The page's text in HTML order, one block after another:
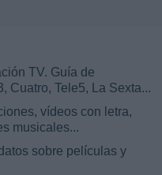
TV. Guía de
Cuatro, Tele5, La Sexta...
vídeos con letra,
musicales...
sobre películas y